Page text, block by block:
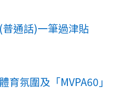
通話)一筆過津貼
育氛圍及「MVPA60」